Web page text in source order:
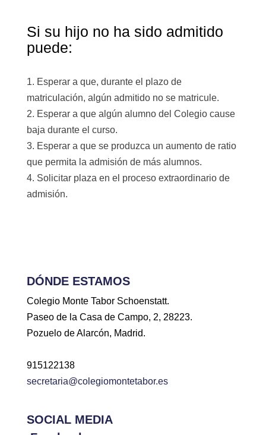
Si su hijo no ha sido admitido
puede:
1. Esperar a que, durante el plazo de
matriculación, algún admitido no se matricule.
2. Esperar a que algún alumno del Colegio cause
baja durante el curso.
3. Esperar a que se produzca un aumento de ratio
que permita la admisión de más alumnos.
4. Solicitar plaza en el proceso extraordinario de
admisión.
DÓNDE ESTAMOS
Colegio Monte Tabor Schoenstatt.
Paseo de la Casa de Campo, 2, 28223.
Pozuelo de Alarcón, Madrid.
915122138
secretaria@colegiomontetabor.es
SOCIAL MEDIA